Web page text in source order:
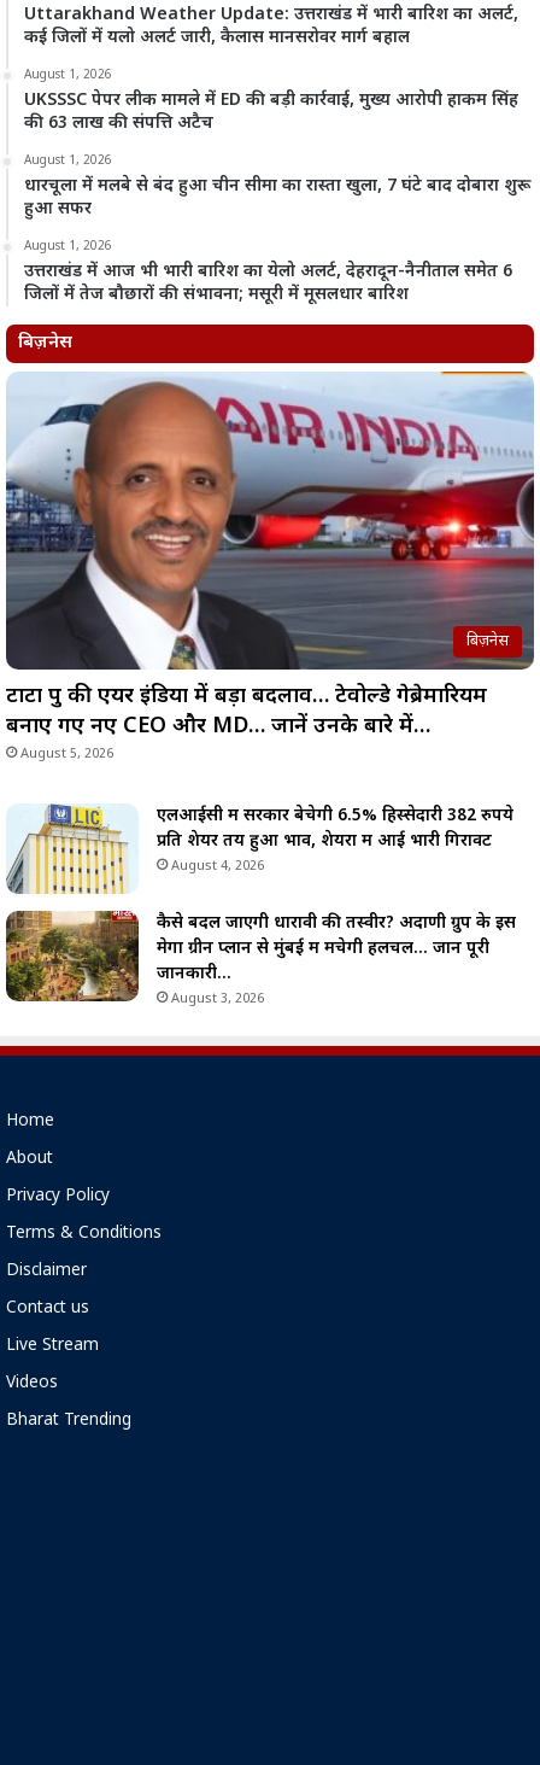
Uttarakhand Weather Update: उत्तराखंड में भारी बारिश का अलर्ट,
कई जिलों में यलो अलर्ट जारी, कैलास मानसरोवर मार्ग बहाल
August 1, 2026
UKSSSC पेपर लीक मामले में ED की बड़ी कार्रवाई, मुख्य आरोपी हाकम सिंह
की 63 लाख की संपत्ति अटैच
August 1, 2026
धारचूला में मलबे से बंद हुआ चीन सीमा का रास्ता खुला, 7 घंटे बाद दोबारा शुरू
हुआ सफर
August 1, 2026
उत्तराखंड में आज भी भारी बारिश का येलो अलर्ट, देहरादून-नैनीताल समेत 6
जिलों में तेज बौछारों की संभावना; मसूरी में मूसलधार बारिश
बिज़नेस
बिज़नेस
टाटा ग्रुप की एयर इंडिया में बड़ा बदलाव… टेवोल्डे गेब्रेमारियम
बनाए गए नए CEO और MD… जानें उनके बारे में…
August 5, 2026
एलआईसी में सरकार बेचेगी 6.5% हिस्सेदारी 382 रुपये
प्रति शेयर तय हुआ भाव, शेयरों में आई भारी गिरावट
August 4, 2026
कैसे बदल जाएगी धारावी की तस्वीर? अदाणी ग्रुप के इस
मेगा ग्रीन प्लान से मुंबई में मचेगी हलचल… जानें पूरी
जानकारी…
August 3, 2026
Home
About
Privacy Policy
Terms & Conditions
Disclaimer
Contact us
Live Stream
Videos
Bharat Trending